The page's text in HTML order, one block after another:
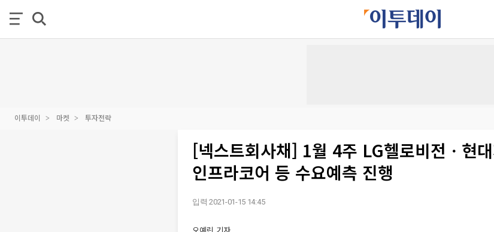
이투데이 마켓 투자전략
[넥스트회사채] 1월 4주 LG헬로비전ㆍ현
인프라코어 등 수요예측 진행
입력 2021-01-15 14:45